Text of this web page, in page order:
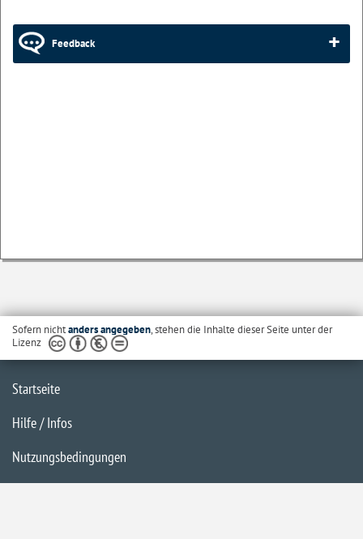
Feedback
Sofern nichtanders angegeben, stehen die Inhalte dieser Seite unter der
Lizenz
Startseite
Hilfe / Infos
Nutzungsbedingungen